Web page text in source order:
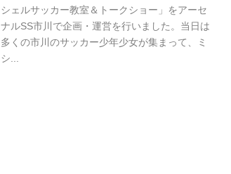
シェルサッカー教室＆トークショー」をアーセ
ナルSS市川で企画・運営を行いました。当日は
多くの市川のサッカー少年少女が集まって、ミ
シ...